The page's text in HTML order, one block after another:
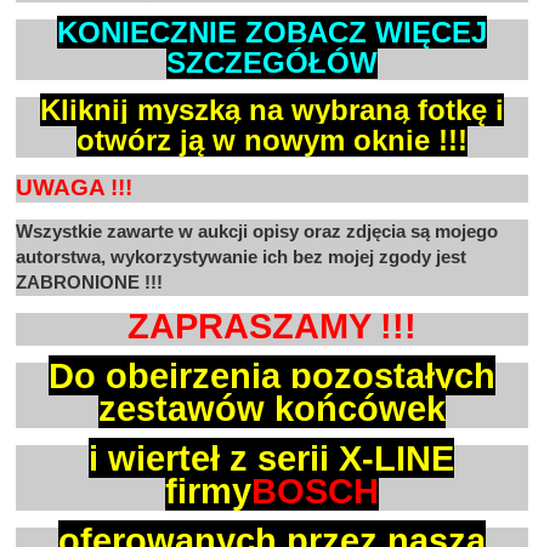
KONIECZNIE ZOBACZ WIĘCEJ
SZCZEGÓŁÓW
Kliknij myszką na wybraną fotkę i
otwórz ją w nowym oknie !!!
UWAGA !!!
Wszystkie zawarte w aukcji opisy oraz zdjęcia są mojego
autorstwa, wykorzystywanie ich bez mojej zgody jest
ZABRONIONE !!!
ZAPRASZAMY !!!
Do obejrzenia pozostałych
zestawów końcówek
i wierteł z serii X-LINE
firmyBOSCH